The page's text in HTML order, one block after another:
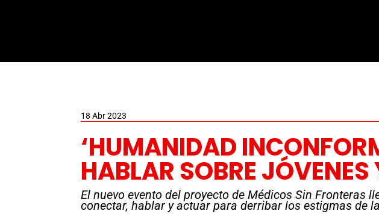
18 Abr 2023
‘HUMANIDAD
HABLAR SOBRE
El nuevo evento del proyecto de Médicos Sin Fronteras
conectar, hablar y actuar para derribar los estigmas de